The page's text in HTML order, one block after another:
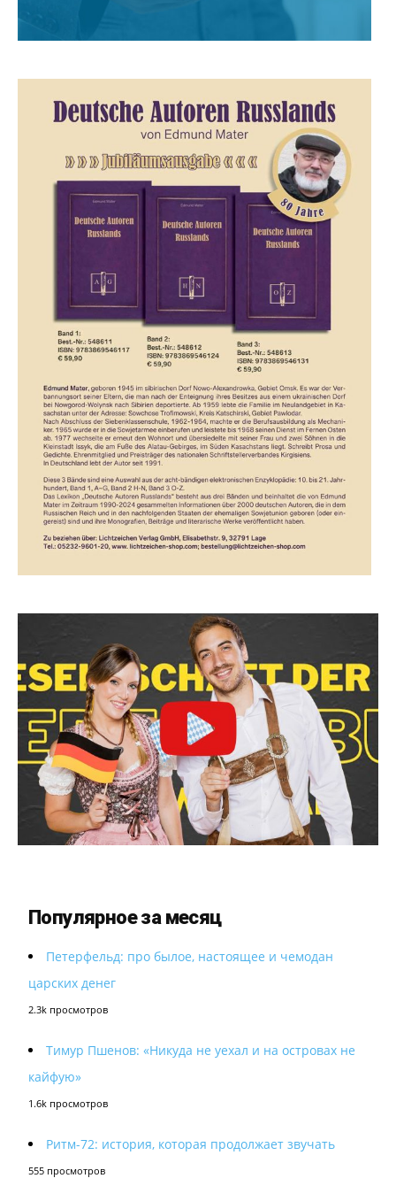
Популярное за месяц
Петерфельд: про былое, настоящее и чемодан
царских денег
2.3k просмотров
Тимур Пшенов: «Никуда не уехал и на островах не
кайфую»
1.6k просмотров
Ритм-72: история, которая продолжает звучать
555 просмотров